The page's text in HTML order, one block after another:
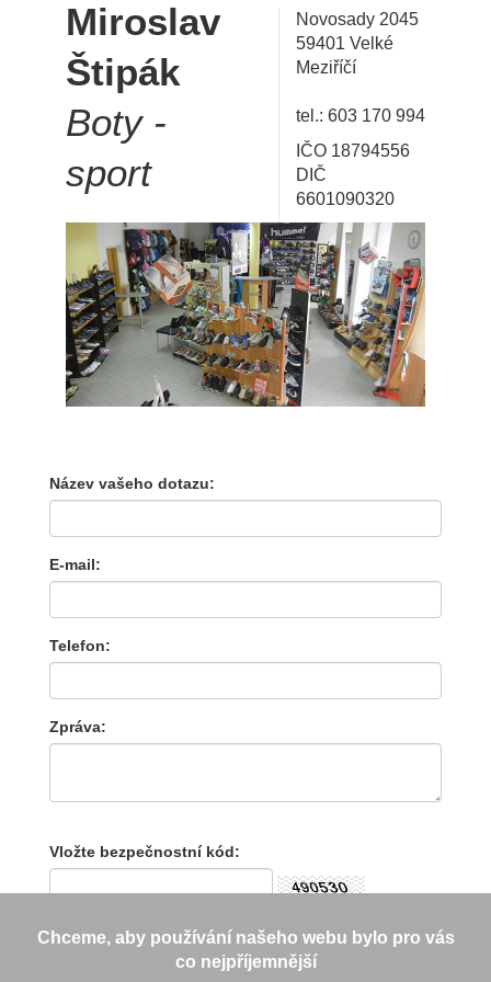
Miroslav
Štipák
Boty -
sport
Novosady 2045
59401 Velké
Meziříčí
tel.: 603 170 994
IČO 18794556
DIČ
6601090320
Název vašeho dotazu:
E-mail:
Telefon:
Zpráva:
Vložte bezpečnostní kód:
Chceme, aby používání našeho webu bylo pro vás
co nejpříjemnější